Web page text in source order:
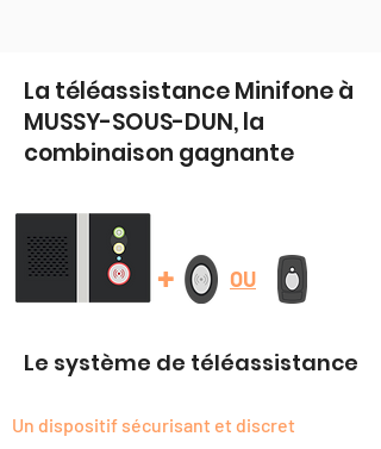
La téléassistance Minifone à
MUSSY-SOUS-DUN, la
combinaison gagnante
+ OU
Le système de téléassistance
Un dispositif sécurisant et discret